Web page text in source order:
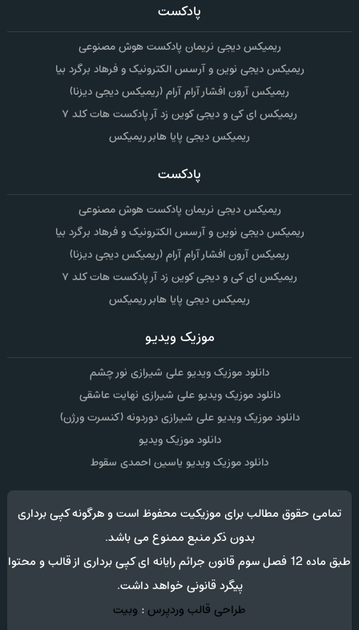
پادکست
ریمیکس دیجی نریمان پادکست هوش مصنوعی
ریمیکس دیجی نوین و آرسس الکترونیک و فرهاد برگرد بیا
ریمیکس آرون افشار آرام آرام (ریمیکس دیجی دیزنا)
ریمیکس ای کی و دیجی کوین زد آر پادکست هات کلد ۷
ریمیکس دیجی پایا هابر ریمیکس
پادکست
ریمیکس دیجی نریمان پادکست هوش مصنوعی
ریمیکس دیجی نوین و آرسس الکترونیک و فرهاد برگرد بیا
ریمیکس آرون افشار آرام آرام (ریمیکس دیجی دیزنا)
ریمیکس ای کی و دیجی کوین زد آر پادکست هات کلد ۷
ریمیکس دیجی پایا هابر ریمیکس
موزیک ویدیو
دانلود موزیک ویدیو علی شیرازی نور چشم
دانلود موزیک ویدیو علی شیرازی نهایت عاشقی
دانلود موزیک ویدیو علی شیرازی دوردونه (کنسرت ورژن)
دانلود موزیک ویدیو
دانلود موزیک ویدیو یاسین احمدی سقوط
تمامی حقوق مطالب برای موزیکیت محفوظ است و هرگونه کپی برداری
بدون ذکر منبع ممنوع می باشد.
طبق ماده 12 فصل سوم قانون جرائم رایانه ای کپی برداری از قالب و محتوا
پیگرد قانونی خواهد داشت.
طراحی قالب وردپرس: وبیت